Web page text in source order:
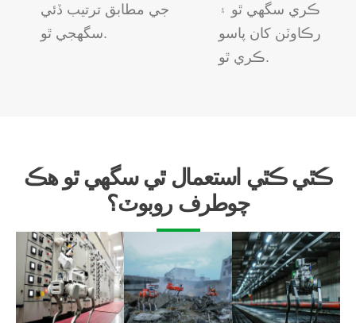
جي مطابق ترتيب ڏئي
سگهجي ٿو.
ڪري سگهي ٿو ۽
رڪاوٽن کان پاسو
ڪري ٿو.
ڪٿي ڪٿي استعمال ٿي سگهي ٿو هڪ
چوطرف روبوٽ؟